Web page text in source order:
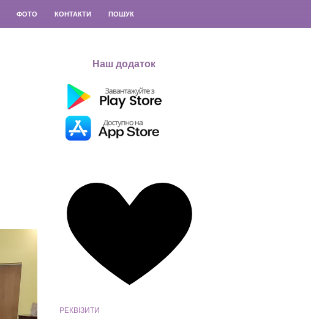
ФОТО КОНТАКТИ ПОШУК
Наш додаток
РЕКВІЗИТИ